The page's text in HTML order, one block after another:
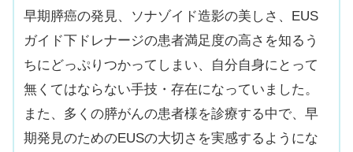
早期膵癌の発見、ソナゾイド造影の美しさ、EUS
ガイド下ドレナージの患者満足度の高さを知るう
ちにどっぷりつかってしまい、自分自身にとって
無くてはならない手技・存在になっていました。
また、多くの膵がんの患者様を診療する中で、早
期発見のためのEUSの大切さを実感するようにな